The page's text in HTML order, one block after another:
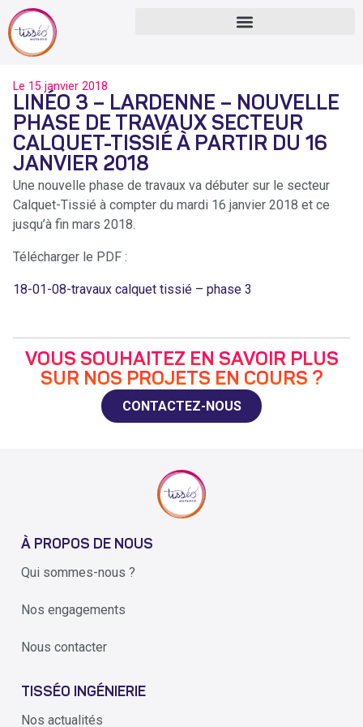
Le 15 janvier 2018
LINÉO 3 – LARDENNE – NOUVELLE
PHASE DE TRAVAUX SECTEUR
CALQUET-TISSIÉ À PARTIR DU 16
JANVIER 2018
Une nouvelle phase de travaux va débuter sur le secteur
Calquet-Tissié à compter du mardi 16 janvier 2018 et ce
jusqu’à fin mars 2018.
Télécharger le PDF :
18-01-08-travaux calquet tissié – phase 3
VOUS SOUHAITEZ EN SAVOIR PLUS
SUR NOS PROJETS EN COURS ?
CONTACTEZ-NOUS
À PROPOS DE NOUS
Qui sommes-nous ?
Nos engagements
Nous contacter
TISSÉO INGÉNIERIE
Nos actualités